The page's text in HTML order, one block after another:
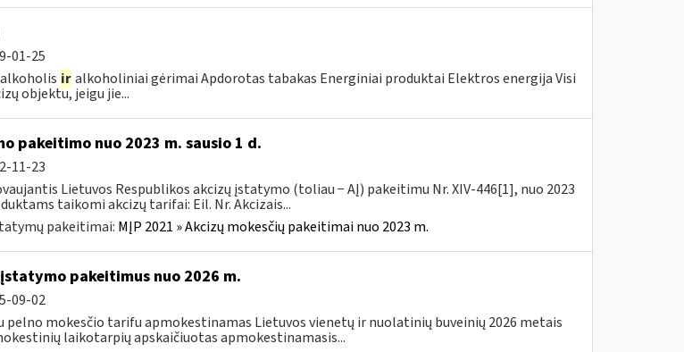
01-25
ir alkoholiniai gėrimai Apdorotas tabakas Energiniai produktai Elektros energija Visi
objektu, jeigu jie...
pakeitimo nuo 2023 m. sausio 1 d.
11-23
Lietuvos Respublikos akcizų įstatymo (toliau − AĮ) pakeitimu Nr. XIV-446[1], nuo 2023
taikomi akcizų tarifai: Eil. Nr. Akcizais...
pakeitimai: MĮP 2021 » Akcizų mokesčių pakeitimai nuo 2023 m.
pakeitimus nuo 2026 m.
09-02
pelno mokesčio tarifu apmokestinamas Lietuvos vienetų ir nuolatinių buveinių 2026 metais
laikotarpių apskaičiuotas apmokestinamasis...